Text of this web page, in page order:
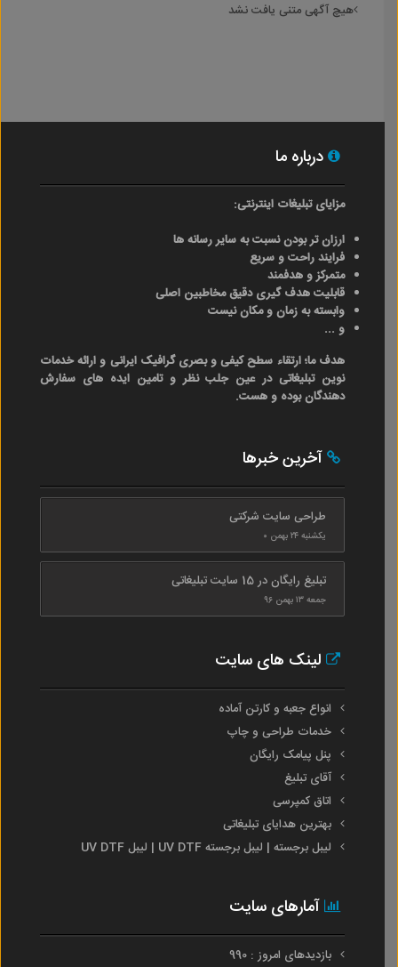
هیچ آگهی متنی یافت نشد
درباره ما
مزایای تبلیغات اینترنتی:
ارزان تر بودن نسبت به سایر رسانه ها
فرایند راحت و سریع
متمرکز و هدفمند
قابلیت هدف گیری دقیق مخاطبین اصلی
وابسته به زمان و مکان نیست
و ...
هدف ما؛ ارتقاء سطح کیفی و بصری گرافیک ایرانی و ارائه خدمات
نوین تبلیغاتی در عین جلب نظر و تامین ایده های سفارش
دهندگان بوده و هست.
آخرین خبرها
طراحی سایت شرکتی
یکشنبه ۲۴ بهمن ۰
تبلیغ رایگان در 15 سایت تبلیغاتی
جمعه ۱۳ بهمن ۹۶
لینک های سایت
انواع جعبه و کارتن آماده
خدمات طراحی و چاپ
پنل پیامک رایگان
آقای تبلیغ
اتاق کمپرسی
بهترین هدایای تبلیغاتی
لیبل برجسته | لیبل برجسته UV DTF | لیبل UV DTF
آمارهای سایت
بازدیدهای امروز : 990